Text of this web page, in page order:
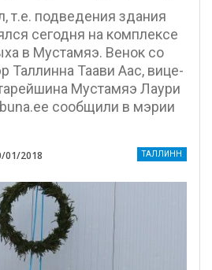
т.е. подведения здания
сегодня на комплексе
в Мустамяэ. Венок со
Таллинна Таави Аас, вице-
Мустамяэ Лаури
сообщили в мэрии
ТАЛЛИНН
01/2018